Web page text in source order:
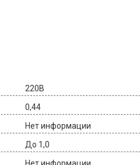
220В
0,44
Нет информации
До 1,0